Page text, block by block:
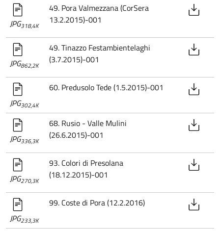
JPG318,4K
49. Pora Valmezzana (CorSera
13.2.2015)-001
JPG862,2K
49. Tinazzo Festambientelaghi
(3.7.2015)-001
JPG302,4K
60. Predusolo Tede (1.5.2015)-001
JPG336,3K
68. Rusio - Valle Mulini
(26.6.2015)-001
JPG270,3K
93. Colori di Presolana
(18.12.2015)-001
JPG233,3K
99. Coste di Pora (12.2.2016)